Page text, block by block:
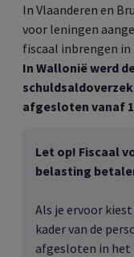
In Vlaanderen en
voor leningen
fiscaal inbrengen in
In Wallonië werd
afgesloten vanaf
Let op! Fiscaal
belasting
Als je ervoor
kader van de
afgesloten in het